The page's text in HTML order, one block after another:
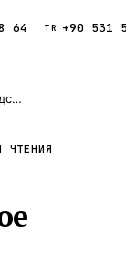
64 TR +90 531
9 143
Гражданство за инвестиции: полное руководство 2026
ЧТЕНИЯ